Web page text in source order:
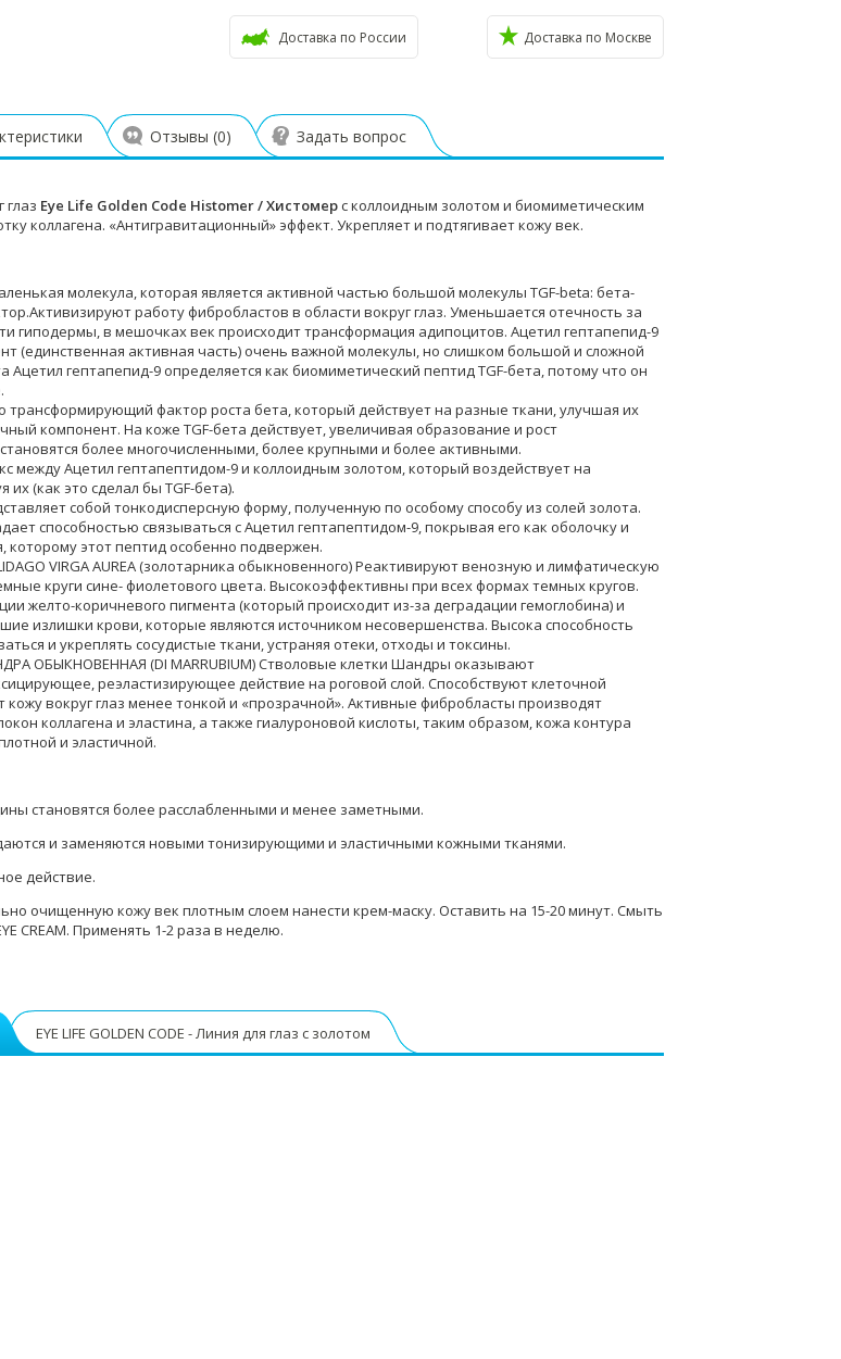
Доставка по России Доставка по Москве
Отзывы (0) Задать вопрос
глаз Eye Life Golden Code Histomer / Хистомерс коллоидным золотом и биомиметическим
коллагена. «Антигравитационный» эффект. Укрепляет и подтягивает кожу век.
молекула, которая является активной частью большой молекулы TGF-beta: бета-
работу фибробластов в области вокруг глаз. Уменьшается отечность за
гиподермы, в мешочках век происходит трансформация адипоцитов. Ацетил гептапепид-9
(единственная активная часть) очень важной молекулы, но слишком большой и сложной
Ацетил гептапепид-9 определяется как биомиметический пептид TGF-бета, потому что он
трансформирующий фактор роста бета, который действует на разные ткани, улучшая их
компонент. На коже TGF-бета действует, увеличивая образование и рост
более многочисленными, более крупными и более активными.
между Ацетил гептапептидом-9 и коллоидным золотом, который воздействует на
их (как это сделал бы TGF-бета).
собой тонкодисперсную форму, полученную по особому способу из солей золота.
способностью связываться с Ацетил гептапептидом-9, покрывая его как оболочку и
этот пептид особенно подвержен.
VIRGA AUREA (золотарника обыкновенного) Реактивируют венозную и лимфатическую
круги сине- фиолетового цвета. Высокоэффективны при всех формах темных кругов.
желто-коричневого пигмента (который происходит из-за деградации гемоглобина) и
излишки крови, которые являются источником несовершенства. Высока способность
и укреплять сосудистые ткани, устраняя отеки, отходы и токсины.
ОБЫКНОВЕННАЯ (DI MARRUBIUM) Стволовые клетки Шандры оказывают
реэластизирующее действие на роговой слой. Способствуют клеточной
кожу вокруг глаз менее тонкой и «прозрачной». Активные фибробласты производят
коллагена и эластина, а также гиалуроновой кислоты, таким образом, кожа контура
и эластичной.
становятся более расслабленными и менее заметными.
и заменяются новыми тонизирующими и эластичными кожными тканями.
действие.
очищенную кожу век плотным слоем нанести крем-маску. Оставить на 15-20 минут. Смыть
CREAM. Применять 1-2 раза в неделю.
EYE LIFE GOLDEN CODE - Линия для глаз с золотом